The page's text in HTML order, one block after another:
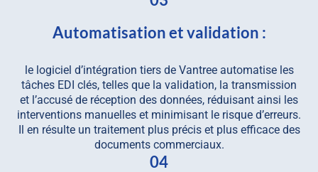
Automatisation et validation :
le logiciel d’intégration tiers de Vantree automatise les
tâches EDI clés, telles que la validation, la transmission
et l’accusé de réception des données, réduisant ainsi les
interventions manuelles et minimisant le risque d’erreurs.
Il en résulte un traitement plus précis et plus efficace des
documents commerciaux.
04